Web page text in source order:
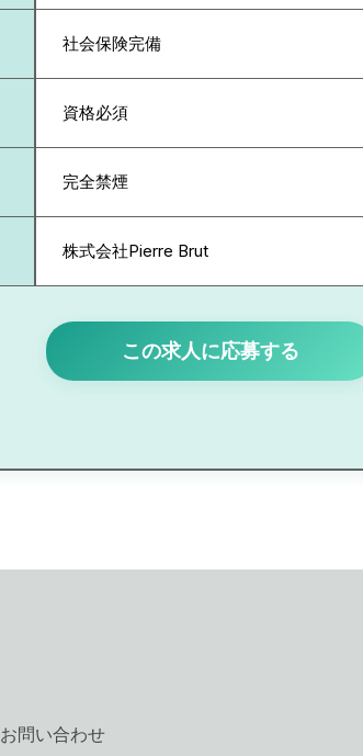
社会保険完備
資格必須
完全禁煙
株式会社Pierre Brut
この求人に応募する
お問い合わせ